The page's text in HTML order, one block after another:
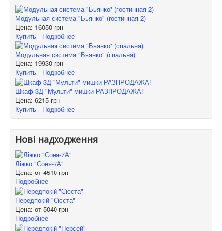
Модульная система "Бьянко" (гостинная 2)
Цена: 16050 грн
Купить
Подробнее
Модульная система "Бьянко" (спальня)
Цена: 19930 грн
Купить
Подробнее
Шкаф 3Д "Мульти" мишки РАЗПРОДАЖА!
Цена: 6215 грн
Купить
Подробнее
Нові надходження
Ліжко "Соня-7А"
Цена: от 4510 грн
Подробнее
Передпокій "Сієста"
Цена: от 5040 грн
Подробнее